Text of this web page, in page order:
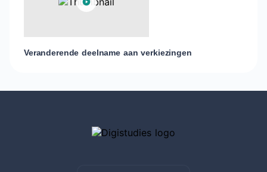
Veranderende deelname aan verkiezingen